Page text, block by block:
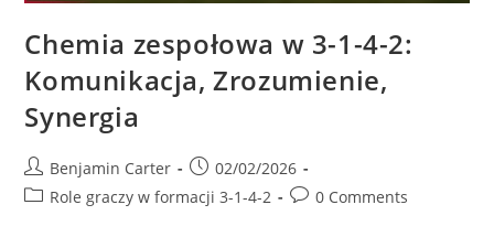
Chemia zespołowa w 3-1-4-2:
Komunikacja, Zrozumienie,
Synergia
Post
author:
Benjamin Carter
Post
published:
02/02/2026
PostRole graczy w formacji 3-1-4-2
Post0 Comments